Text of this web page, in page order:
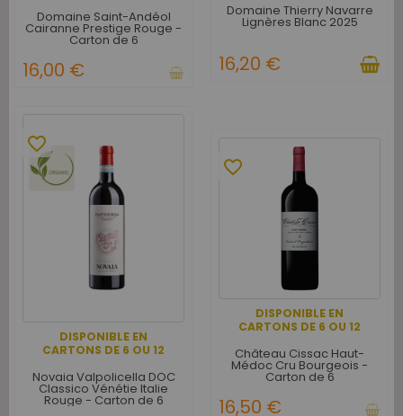
Domaine Saint-Andéol
Cairanne Prestige Rouge -
Carton de 6
16,00 €
Domaine Thierry Navarre
Lignères Blanc 2025
16,20 €
DISPONIBLE EN
CARTONS DE 6 OU 12
favorite_border
Novaia Valpolicella DOC
Classico Vénétie Italie
Rouge - Carton de 6
DISPONIBLE EN
CARTONS DE 6 OU 12
favorite_border
Château Cissac Haut-
Médoc Cru Bourgeois -
Carton de 6
16,50 €